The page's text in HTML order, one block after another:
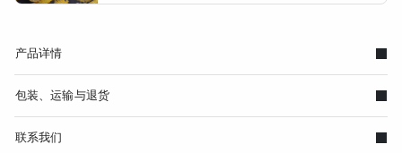
产品详情
包装、运输与退货
联系我们